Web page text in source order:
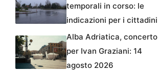
temporali in corso: le
indicazioni per i cittadini
Alba Adriatica, concerto
per Ivan Graziani: 14
agosto 2026